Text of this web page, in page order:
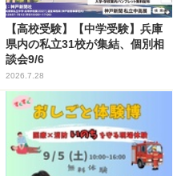
【高校受験】【中学受験】兵庫
県内の私立31校が集結、個別相
談会9/6
2026.7.28